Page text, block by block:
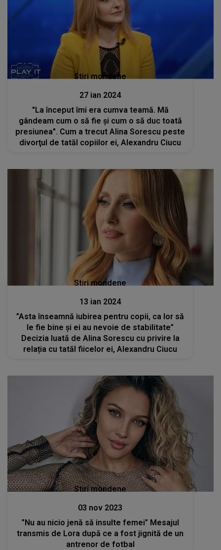
Stiri mondene
27 ian 2024
"La început îmi era cumva teamă. Mă
gândeam cum o să fie şi cum o să duc toată
presiunea". Cum a trecut Alina Sorescu peste
divorţul de tatăl copiilor ei, Alexandru Ciucu
Stiri mondene
13 ian 2024
”Asta înseamnă iubirea pentru copii, ca lor să
le fie bine și ei au nevoie de stabilitate”
Decizia luată de Alina Sorescu cu privire la
relația cu tatăl fiicelor ei, Alexandru Ciucu
Stiri mondene
03 nov 2023
”Nu au nicio jenă să insulte femei” Mesajul
transmis de Lora după ce a fost jignită de un
antrenor de fotbal